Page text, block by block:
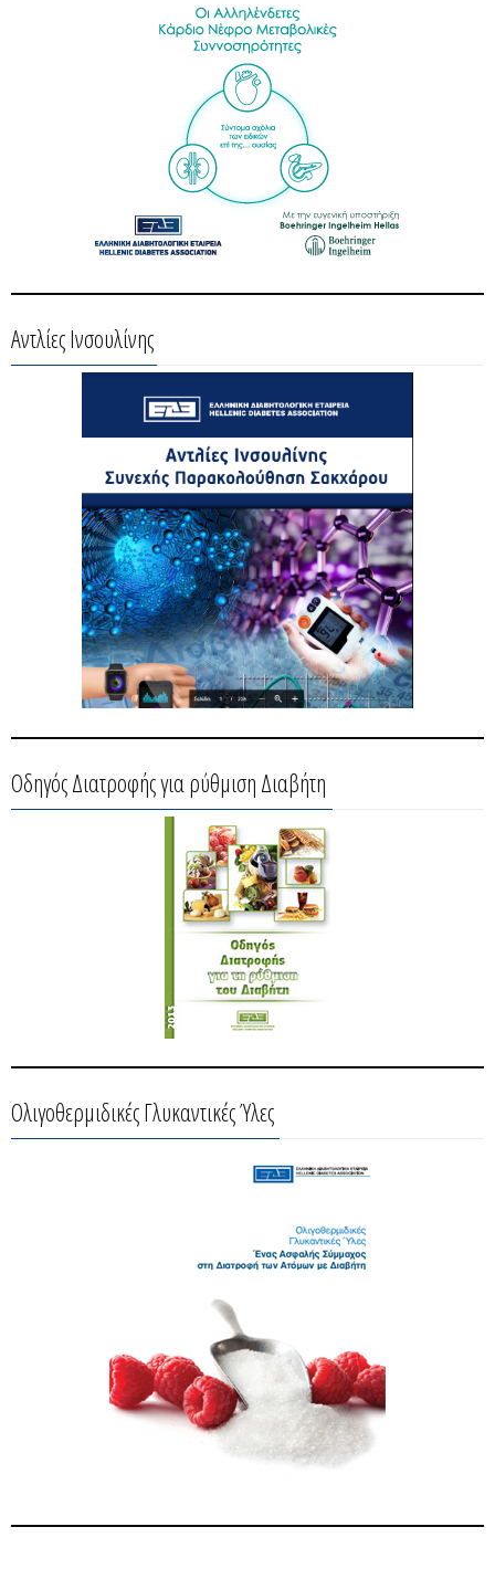
Αντλίες Ινσουλίνης
Οδηγός Διατροφής για ρύθμιση Διαβήτη
Ολιγοθερμιδικές Γλυκαντικές Ύλες